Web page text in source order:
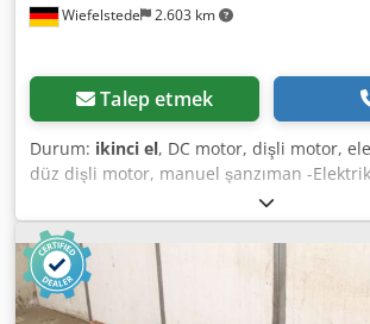
Wiefelstede 2.603 km
Talep etmek
Durum: ikinci el, DC motor, dişli motor,
düz dişli motor, manuel şanzıman -
160/1000/2500 rpm -Güç: 5,1 / 32/32 kW -
Koruma sınıfı: IP 22 -Şanzıman üreticisi
-hidrolik: değiştirilebilir -Konstrüksiyon:
mm-Boyutlar: 1430/1200 / H750 mm -
Dcsdpfx Asdkf Igogpek